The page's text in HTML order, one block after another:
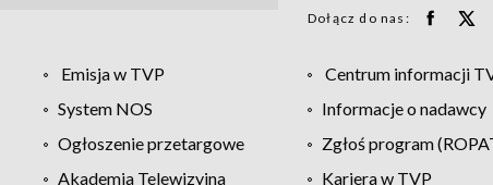
Dołącz do nas:
Emisja w TVP Centrum informacji
System NOS Informacje o nadawcy
Ogłoszenie przetargowe Zgłoś program
Akademia Telewizyjna Kariera w TVP